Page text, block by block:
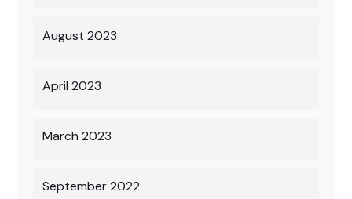
August 2023
April 2023
March 2023
September 2022